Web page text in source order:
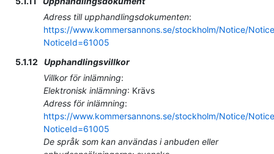
Adress till upphandlingsdokumenten:
https://www.kommersannons.se/stockholm/Notice/
NoticeId=61005
5.1.12
Upphandlingsvillkor
Villkor för inlämning:
Elektronisk inlämning: Krävs
Adress för inlämning:
https://www.kommersannons.se/stockholm/Notice/
NoticeId=61005
De språk som kan användas i anbuden eller